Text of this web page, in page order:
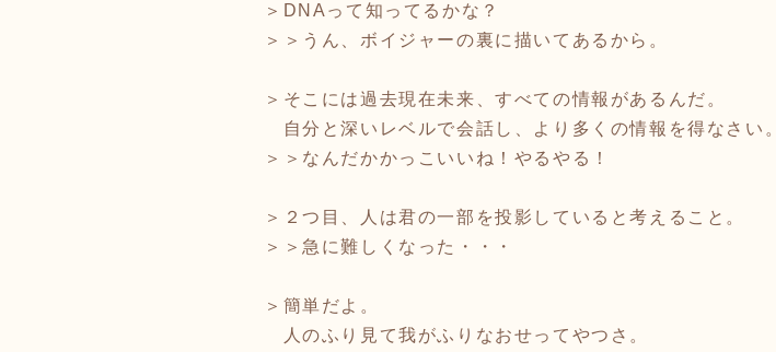
＞DNAって知ってるかな？
＞＞うん、ボイジャーの裏に描いてあるから。
＞そこには過去現在未来、すべての情報があるんだ。
自分と深いレベルで会話し、より多くの情報を得なさい。
＞＞なんだかかっこいいね！やるやる！
＞２つ目、人は君の一部を投影していると考えること。
＞＞急に難しくなった・・・
＞簡単だよ。
人のふり見て我がふりなおせってやつさ。